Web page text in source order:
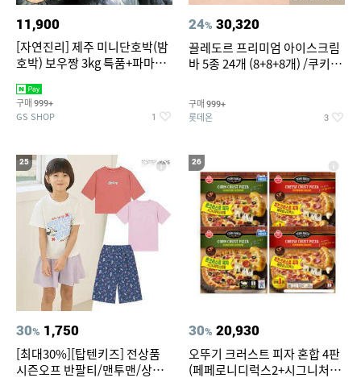
11,900
[자연진리] 제주 미니단호박(밤
호박) 보우짱 3kg 특품+파마산
구매 999+
GS SHOP 1
24% 30,320
끌레도르 프리미엄 아이스크림
바 5종 24개 (8+8+8개) /쿠키앤
구매 999+
롯데온 3
25
30% 1,750
[최대30%][탑텐키즈] 전상품
시즌오프 반팔티/맨투맨/상하
26
30% 20,930
오뚜기 크러스트 피자 혼합 4판
(페페로니디럭스2+시그니처익